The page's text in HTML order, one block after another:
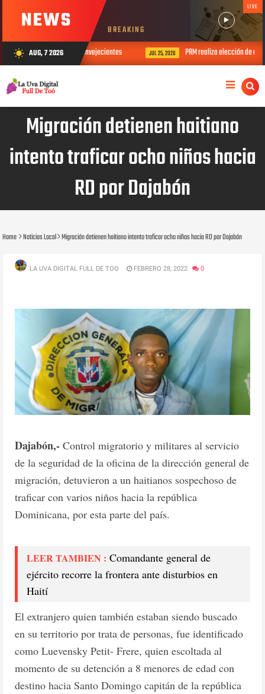
NEWS BREAKING
LIVE
wb_sunny AUG, 7 2026
del Padre con sus envejecientes JUL 25, 2026 PRM realiza elección de
Migración detienen haitiano
intento traficar ocho niños hacia
RD por Dajabón
Home Noticias Local Migración detienen haitiano intento traficar ocho niños hacia RD por Dajabón
LA UVA DIGITAL FULL DE TOO FEBRERO 28, 2022 0
Dajabón,- Control migratorio y militares al servicio
de la seguridad de la oficina de la dirección general de
migración, detuvieron a un haitianos sospechoso de
traficar con varios niños hacia la república
Dominicana, por esta parte del país.
LEER TAMBIEN : Comandante general de
ejército recorre la frontera ante disturbios en
Haití
El extranjero quien también estaban siendo buscado
en su territorio por trata de personas, fue identificado
como Luevensky Petit- Frere, quien escoltada al
momento de su detención a 8 menores de edad con
destino hacia Santo Domingo capitán de la república